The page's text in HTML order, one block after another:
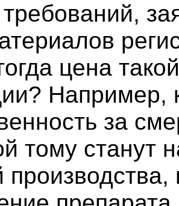
цена
Например,
за
тому станут